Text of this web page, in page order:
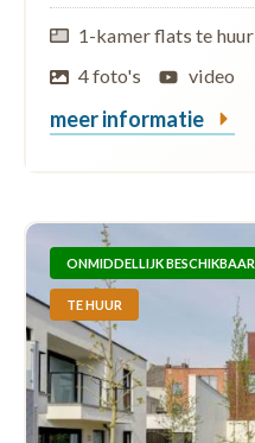
1-kamer flats te huur
4 foto's video
meer informatie
ONMIDDELLIJK BESCHIKBAAR
TE HUUR